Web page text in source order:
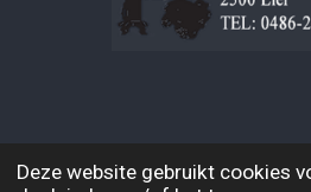
Deze website gebruikt cookies